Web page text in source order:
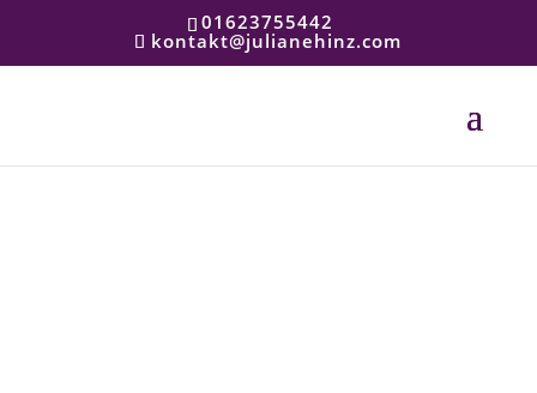
01623755442
kontakt@julianehinz.com